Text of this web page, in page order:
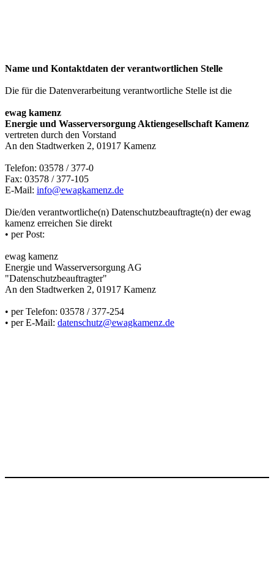
Name und Kontaktdaten der verantwortlichen Stelle
Die für die Datenverarbeitung verantwortliche Stelle ist die
ewag kamenz
Energie und Wasserversorgung Aktiengesellschaft Kamenz
vertreten durch den Vorstand
An den Stadtwerken 2, 01917 Kamenz
Telefon: 03578 / 377-0
Fax: 03578 / 377-105
E-Mail: info@ewagkamenz.de
Die/den verantwortliche(n) Datenschutzbeauftragte(n) der ewag
kamenz erreichen Sie direkt
• per Post:
ewag kamenz
Energie und Wasserversorgung AG
"Datenschutzbeauftragter"
An den Stadtwerken 2, 01917 Kamenz
• per Telefon: 03578 / 377-254
• per E-Mail: datenschutz@ewagkamenz.de